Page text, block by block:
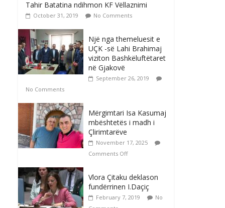
Tahir Batatina ndihmon KF Vëllaznimi
October 31, 2019 No Comments
Një nga themeluesit e
UÇK -së Lahi Brahimaj
viziton Bashkëluftëtaret
në Gjakovë
September 26, 2019
No Comments
Mërgimtari Isa Kasumaj
mbështetës i madh i
Çlirimtarëve
November 17, 2025
Comments Off
Vlora Çitaku deklason
fundërrinen I.Daçiç
February 7, 2019
No